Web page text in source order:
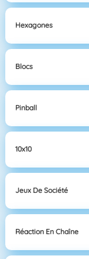
Hexagones
Blocs
Pinball
10x10
Jeux De Société
Réaction En Chaîne